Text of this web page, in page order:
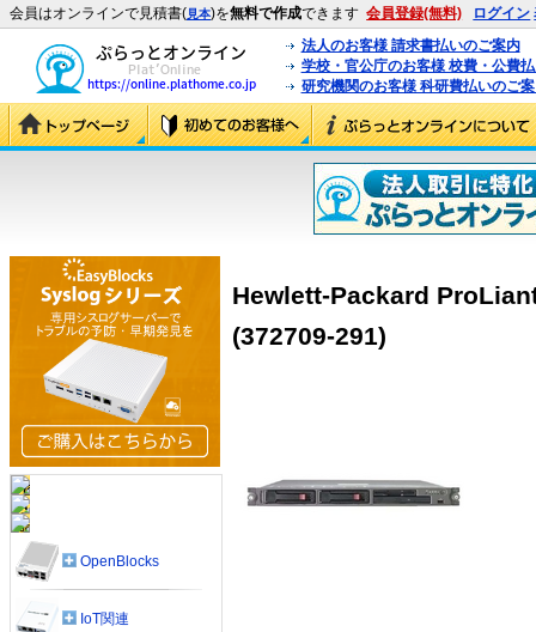
会員はオンラインで見積書(見本)を無料で作成できます 会員登録(無料) ログイン
法人のお客様 請求書払いのご案内
学校・官公庁のお客様 校費・公費
研究機関のお客様 科研費払いのご
Hewlett-Packard
(372709-291)
OpenBlocks
IoT関連